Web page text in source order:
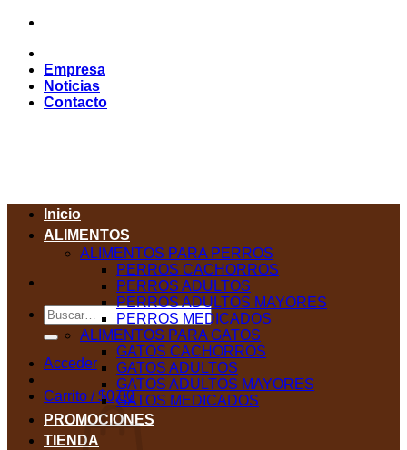
Saltar
contenido
Empresa
Noticias
Contacto
Buscar
por:
Acceder
Carrito /$0,00
Inicio
ALIMENTOS
ALIMENTOS PARA PERROS
PERROS CACHORROS
PERROS ADULTOS
PERROS ADULTOS MAYORES
PERROS MEDICADOS
ALIMENTOS PARA GATOS
GATOS CACHORROS
GATOS ADULTOS
GATOS ADULTOS MAYORES
GATOS MEDICADOS
PROMOCIONES
TIENDA